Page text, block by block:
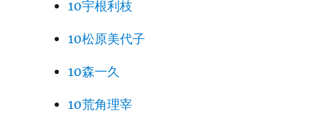
10宇根利枝
10松原美代子
10森一久
10荒角理宰